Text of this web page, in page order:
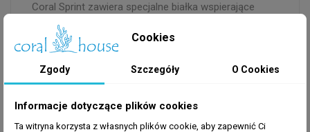
Coral Sprint zawiera specjalne białka wspierające
fluorescencyjne zabarwienie koralowców LPS, Soft i
SPS
Cookies
Zgody Szczegóły O Cookies
Informacje dotyczące plików cookies
Ta witryna korzysta z własnych plików cookie, aby zapewnić Ci